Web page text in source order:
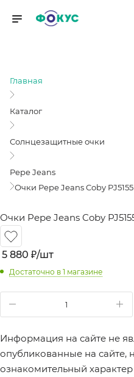
Главная
Каталог
Солнцезащитные очки
Pepe Jeans
Очки Pepe Jeans Coby PJ5155
Очки Pepe Jeans Coby
5 880 ₽/шт
Достаточно в 1 магазине
Информация на сайте не
опубликованные на сайте,
ознакомительный